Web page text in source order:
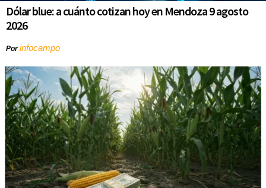
Dólar blue: a cuánto cotizan hoy en Mendoza 9 agosto
2026
Porinfocampo